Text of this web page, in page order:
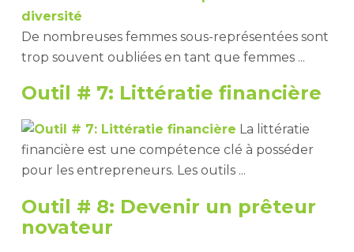
De nombreuses femmes sous-représentées sont
trop souvent oubliées en tant que femmes ...
Outil # 7: Littératie financière
La littératie
financière est une compétence clé à posséder
pour les entrepreneurs. Les outils ...
Outil # 8: Devenir un prêteur
novateur